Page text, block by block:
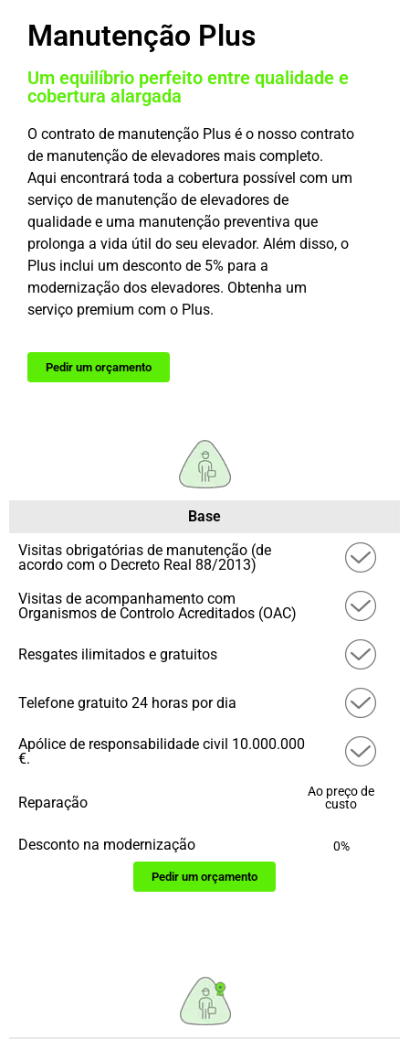
Manutenção Plus
Um equilíbrio perfeito entre qualidade e
cobertura alargada
O contrato de manutenção Plus é o nosso contrato
de manutenção de elevadores mais completo.
Aqui encontrará toda a cobertura possível com um
serviço de manutenção de elevadores de
qualidade e uma manutenção preventiva que
prolonga a vida útil do seu elevador. Além disso, o
Plus inclui um desconto de 5% para a
modernização dos elevadores. Obtenha um
serviço premium com o Plus.
Pedir um orçamento
Base
Visitas obrigatórias de manutenção (de
acordo com o Decreto Real 88/2013)
Visitas de acompanhamento com
Organismos de Controlo Acreditados (OAC)
Resgates ilimitados e gratuitos
Telefone gratuito 24 horas por dia
Apólice de responsabilidade civil 10.000.000
€.
Reparação
Ao preço de
custo
Desconto na modernização 0%
Pedir um orçamento